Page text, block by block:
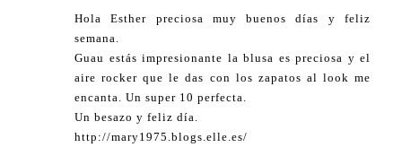
Hola Esther preciosa muy buenos días y feliz
semana.
Guau estás impresionante la blusa es preciosa y el
aire rocker que le das con los zapatos al look me
encanta. Un super 10 perfecta.
Un besazo y feliz día.
http://mary1975.blogs.elle.es/